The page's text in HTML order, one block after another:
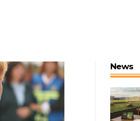
News